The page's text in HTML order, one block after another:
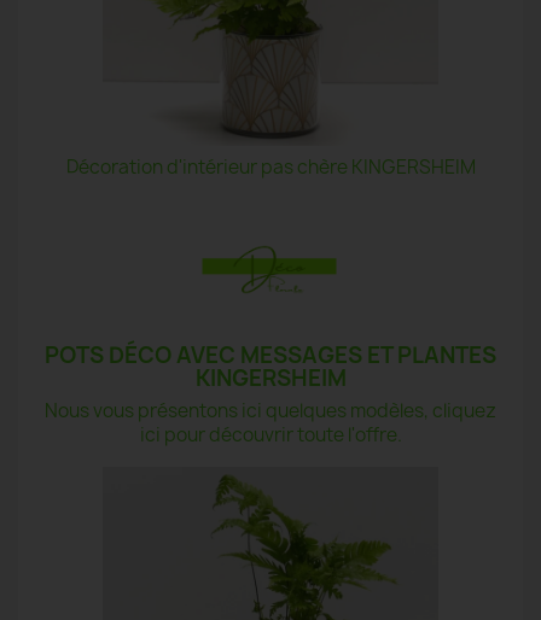
Décoration d'intérieur pas chère KINGERSHEIM
POTS DÉCO AVEC MESSAGES ET PLANTES
KINGERSHEIM
Nous vous présentons ici quelques modèles, cliquez
ici pour découvrir toute l'offre.